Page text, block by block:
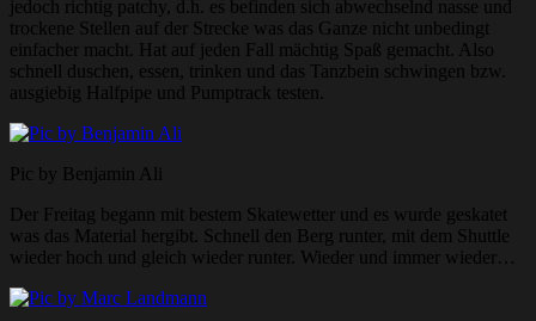
jedoch richtig patchy, d.h. es befinden sich abwechselnd nasse und
trockene Stellen auf der Strecke was das Ganze nicht unbedingt
einfacher macht. Hat auf jeden Fall mächtig Spaß gemacht. Also
schnell duschen, essen, trinken und das Tanzbein schwingen bzw.
ausgiebig Halfpipe und Pumptrack testen.
Pic by Benjamin Ali
Der Freitag begann mit bestem Skatewetter und es wurde geskatet
was das Material hergibt. Schnell den Berg runter, mit dem Shuttle
wieder hoch und gleich wieder runter. Wieder und immer wieder…